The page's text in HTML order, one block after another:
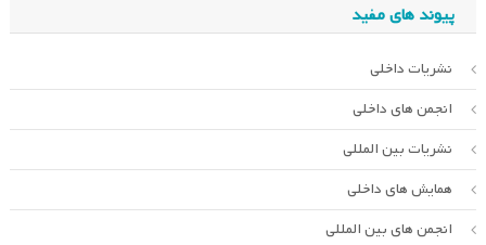
پیوند های مفید
نشریات داخلی
انجمن های داخلی
نشریات بین المللی
همایش های داخلی
انجمن های بین المللی